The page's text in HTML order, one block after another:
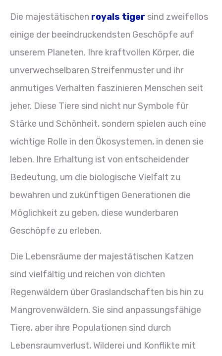
Die majestätischen royals tiger sind zweifellos
einige der beeindruckendsten Geschöpfe auf
unserem Planeten. Ihre kraftvollen Körper, die
unverwechselbaren Streifenmuster und ihr
anmutiges Verhalten faszinieren Menschen seit
jeher. Diese Tiere sind nicht nur Symbole für
Stärke und Schönheit, sondern spielen auch eine
wichtige Rolle in den Ökosystemen, in denen sie
leben. Ihre Erhaltung ist von entscheidender
Bedeutung, um die biologische Vielfalt zu
bewahren und zukünftigen Generationen die
Möglichkeit zu geben, diese wunderbaren
Geschöpfe zu erleben.
Die Lebensräume der majestätischen Katzen
sind vielfältig und reichen von dichten
Regenwäldern über Graslandschaften bis hin zu
Mangrovenwäldern. Sie sind anpassungsfähige
Tiere, aber ihre Populationen sind durch
Lebensraumverlust, Wilderei und Konflikte mit